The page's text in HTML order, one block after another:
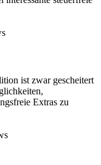
ist zwar gescheitert
Extras zu